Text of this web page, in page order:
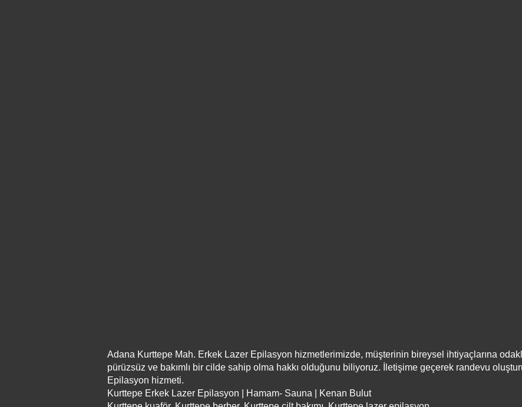
Adana Kurttepe Mah. Erkek Lazer Epilasyon hizmetlerimizde, müşterinin bireysel ihtiyaçlarına
pürüzsüz ve bakımlı bir cilde sahip olma hakkı olduğunu biliyoruz. İletişime geçerek randevu
Epilasyon hizmeti.
Kurttepe Erkek Lazer Epilasyon | Hamam- Sauna | Kenan Bulut